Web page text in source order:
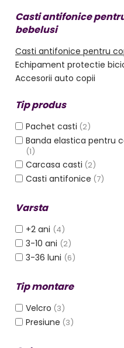
Sigurante geamuri si usi
Kituri de siguranta pentru
bebelusi
Protectii casa
Poarta siguranta copii
Deflectoare pentru aer
conditionat
Protectii exterior
Casti antifonice pentru copii
Echipament protectie
Accesorii auto copii
Haine & accesorii plaja
Haine plaja / inot
Palarii protectie UV
Accesorii plaja
Casti antifonice
bebelusi
Casti antifonice pentru
Echipament protectie
Accesorii auto copii
Tip produs
Pachet casti (2)
Banda elastica pentru
(1)
Carcasa casti (2)
Casti antifonice (7)
Varsta
+2 ani (4)
3-10 ani (2)
3-36 luni (6)
Tip montare
Velcro (3)
Presiune (3)